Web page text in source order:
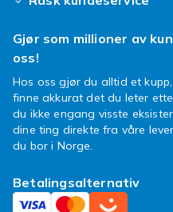
strømforsyning i én
som krever det beste.
Oppgrader utstyret
thunderbolt 4 kabel
forskjellen selv. Det
din den farten den
Gjør som millioner av
oss!
Hos oss gjør du alltid et
finne akkurat det du leter
du ikke engang visste
dine ting direkte fra våre
du bor i Norge.
Betalingsalternativ